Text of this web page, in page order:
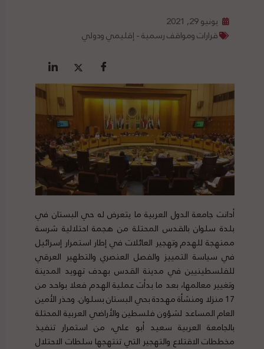
يونيو 29, 2021
قرارات ومواقف رسمية - إقليمي ودولي
أدانت جامعة الدول العربية ما يتعرض له حي البستان في
بلدة سلوان بالقدس المحتلة من هجمة احتلالية شرسة
ممنهجة للهدم وتهجير العائلات في إطار استمرار إسرائيل
في سياسة التمييز والفصل العنصري والتطهير العرقي
للفلسطينيين في مدينة القدس بهدف تهويد المدينة
وتغيير معالمها، بعد ما بدأت عملية الهدم فعلا بواحد من
17 منزلا ومنشأة مهددة بحي البستان بسلوان. وحذر الأمين
العام المساعد لشؤون فلسطين والأراضي العربية المحتلة
بالجامعة العربية سعيد أبو علي، من استمرار تنفيذ
مخططات الاقتلاع والتهجير التي تنتهجها سلطات الاحتلال